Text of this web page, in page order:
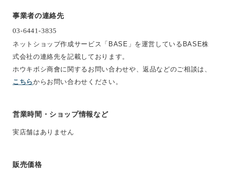
事業者の連絡先
ネットショップ作成サービス「BASE」を運営しているBASE株
式会社の連絡先を記載しております。
ホウキボシ商會に関するお問い合わせや、返品などのご相談は、
こちらからお問い合わせください。
営業時間・ショップ情報など
実店舗はありません
販売価格